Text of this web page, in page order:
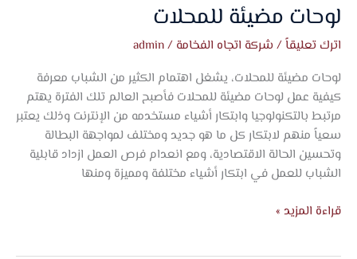
لوحات مضيئة للمحلات
اترك تعليقاً/شركة اتجاه الفخامة /
admin
لوحات مضيئة للمحلات، يشغل اهتمام الكثير من الشباب معرفة
كيفية عمل لوحات مضيئة للمحلات فأصبح العالم تلك الفترة يهتم
مرتبط بالتكنولوجيا وابتكار أشياء مستخدمه من الإنترنت وذلك يعتبر
سعياً منهم لابتكار كل ما هو جديد ومختلف لمواجهة البطالة
وتحسين الحالة الاقتصادية، ومع انعدام فرص العمل ازداد قابلية
الشباب للعمل في ابتكار أشياء مختلفة ومميزة ومنها
قراءة المزيد »